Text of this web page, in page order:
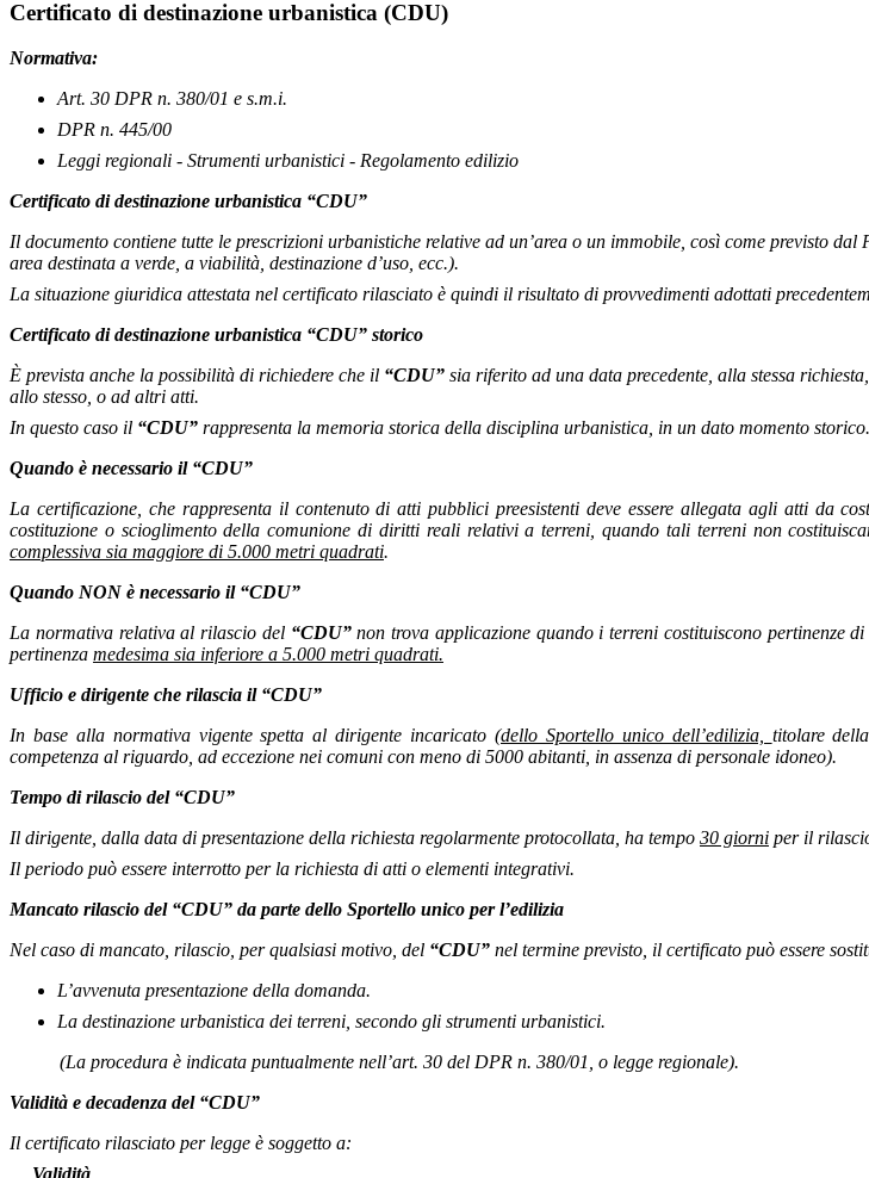
Certificato di destinazione urbanistica (CDU)
Normativa:
Art. 30 DPR n. 380/01 e s.m.i.
DPR n. 445/00
Leggi regionali - Strumenti urbanistici - Regolamento edilizio
Certificato di destinazione urbanistica “CDU”
Il documento contiene tutte le prescrizioni urbanistiche relative ad un’area o un immobile, così come previsto
area destinata a verde, a viabilità, destinazione d’uso, ecc.).
La situazione giuridica attestata nel certificato rilasciato è quindi il risultato di provvedimenti adottati
Certificato di destinazione urbanistica “CDU” storico
È prevista anche la possibilità di richiedere che il “CDU” sia riferito ad una data precedente, alla stessa
allo stesso, o ad altri atti.
In questo caso il “CDU” rappresenta la memoria storica della disciplina urbanistica, in un dato momento storico.
Quando è necessario il “CDU”
La certificazione, che rappresenta il contenuto di atti pubblici preesistenti deve essere allegata agli atti da
costituzione o scioglimento della comunione di diritti reali relativi a terreni, quando tali terreni non
complessiva sia maggiore di 5.000 metri quadrati.
Quando NON è necessario il “CDU”
La normativa relativa al rilascio del “CDU”non trova applicazione quando i terreni costituiscono pertinenze
pertinenza medesima sia inferiore a 5.000 metri quadrati.
Ufficio e dirigente che rilascia il “CDU”
In base alla normativa vigente spetta al dirigente incaricato (dello Sportello unico dell’edilizia, titolare
competenza al riguardo, ad eccezione nei comuni con meno di 5000 abitanti, in assenza di personale idoneo).
Tempo di rilascio del “CDU”
Il dirigente, dalla data di presentazione della richiesta regolarmente protocollata, ha tempo 30 giorni per il
Il periodo può essere interrotto per la richiesta di atti o elementi integrativi.
Mancato rilascio del “CDU” da parte dello Sportello unico per l’edilizia
Nel caso di mancato, rilascio, per qualsiasi motivo, del “CDU” nel termine previsto, il certificato può essere
L’avvenuta presentazione della domanda.
La destinazione urbanistica dei terreni, secondo gli strumenti urbanistici.
(La procedura è indicata puntualmente nell’art. 30 del DPR n. 380/01, o legge regionale).
Validità e decadenza del “CDU”
Il certificato rilasciato per legge è soggetto a: